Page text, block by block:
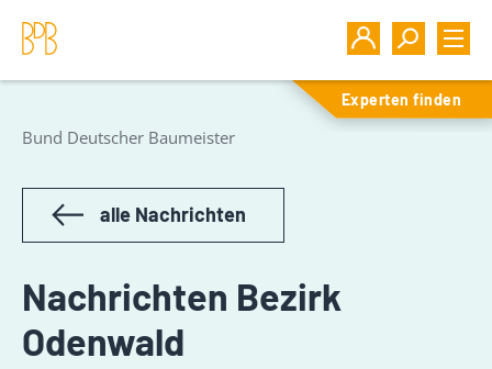
Experten finden
Bund Deutscher Baumeister
alle Nachrichten
Nachrichten Bezirk
Odenwald